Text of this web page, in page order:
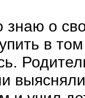
знаю о
в